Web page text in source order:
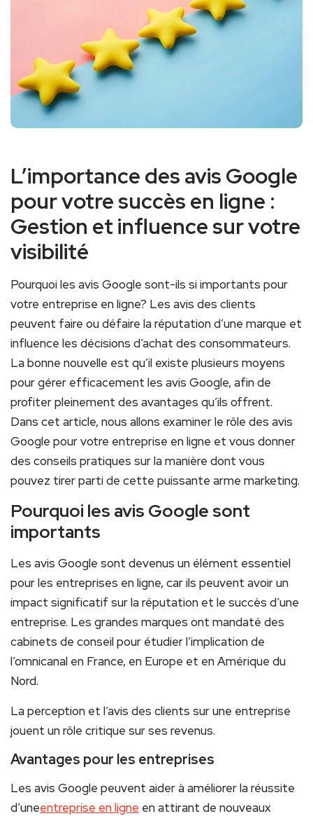
L’importance des avis Google
pour votre succès en ligne :
Gestion et influence sur votre
visibilité
Pourquoi les avis Google sont-ils si importants pour
votre entreprise en ligne? Les avis des clients
peuvent faire ou défaire la réputation d’une marque et
influence les décisions d’achat des consommateurs.
La bonne nouvelle est qu’il existe plusieurs moyens
pour gérer efficacement les avis Google, afin de
profiter pleinement des avantages qu’ils offrent.
Dans cet article, nous allons examiner le rôle des avis
Google pour votre entreprise en ligne et vous donner
des conseils pratiques sur la manière dont vous
pouvez tirer parti de cette puissante arme marketing.
Pourquoi les avis Google sont
importants
Les avis Google sont devenus un élément essentiel
pour les entreprises en ligne, car ils peuvent avoir un
impact significatif sur la réputation et le succès d’une
entreprise. Les grandes marques ont mandaté des
cabinets de conseil pour étudier l’implication de
l’omnicanal en France, en Europe et en Amérique du
Nord.
La perception et l’avis des clients sur une entreprise
jouent un rôle critique sur ses revenus.
Avantages pour les entreprises
Les avis Google peuvent aider à améliorer la réussite
d’uneentreprise en ligne en attirant de nouveaux